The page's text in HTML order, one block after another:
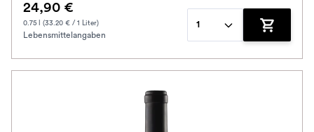
24,90 €
0.75 l (33.20 € / 1 Liter)
Lebensmittelangaben
1
Zum